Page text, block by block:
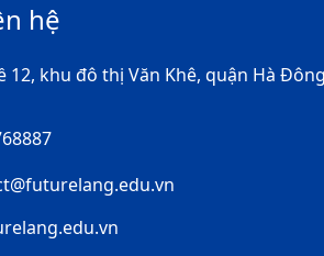
hệ
12, khu đô thị Văn Khê, quận Hà